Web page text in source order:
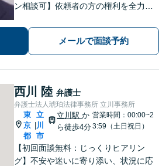
ン相談可】依頼者の方の権利を全力で
ます。しっかりと状況をお聞きしま
す。社会的に弱い立場にある方の味方
です。お早めにご相談ください。
メールで面談予約
西川 陸 弁護士
弁護士法人琥珀法律事務所 立川事務所
東
京
都
立
川
市
立川駅か
ら徒歩4分
営業時間：00:00~2
3:59（土日祝日）
【初回面談無料：じっくりヒアリン
グ】不安や迷いに寄り添い、状況に応